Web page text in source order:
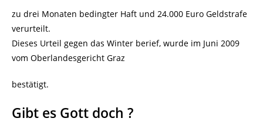
zu drei Monaten bedingter Haft und 24.000 Euro Geldstrafe
verurteilt.
Dieses Urteil gegen das Winter berief, wurde im Juni 2009
vom Oberlandesgericht Graz
bestätigt.
Gibt es Gott doch ?